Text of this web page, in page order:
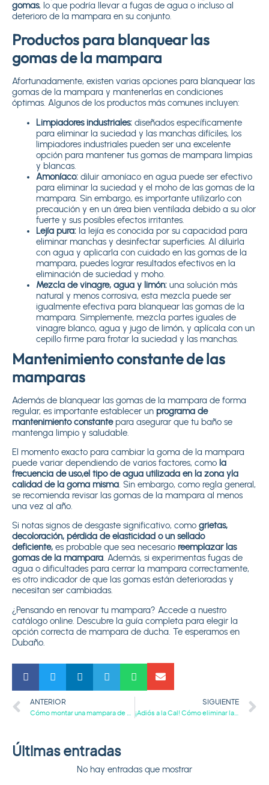
gomas, lo que podría llevar a fugas de agua o incluso al
deterioro de la mampara en su conjunto.
Productos para blanquear las
gomas de la mampara
Afortunadamente, existen varias opciones para blanquear las
gomas de la mampara y mantenerlas en condiciones
óptimas. Algunos de los productos más comunes incluyen:
Limpiadores industriales: diseñados específicamente
para eliminar la suciedad y las manchas difíciles, los
limpiadores industriales pueden ser una excelente
opción para mantener tus gomas de mampara limpias
y blancas.
Amoníaco: diluir amoníaco en agua puede ser efectivo
para eliminar la suciedad y el moho de las gomas de la
mampara. Sin embargo, es importante utilizarlo con
precaución y en un área bien ventilada debido a su olor
fuerte y sus posibles efectos irritantes.
Lejía pura: la lejía es conocida por su capacidad para
eliminar manchas y desinfectar superficies. Al diluirla
con agua y aplicarla con cuidado en las gomas de la
mampara, puedes lograr resultados efectivos en la
eliminación de suciedad y moho.
Mezcla de vinagre, agua y limón: una solución más
natural y menos corrosiva, esta mezcla puede ser
igualmente efectiva para blanquear las gomas de la
mampara. Simplemente, mezcla partes iguales de
vinagre blanco, agua y jugo de limón, y aplícala con un
cepillo firme para frotar la suciedad y las manchas.
Mantenimiento constante de las
mamparas
Además de blanquear las gomas de la mampara de forma
regular, es importante establecer un programa de
mantenimiento constante para asegurar que tu baño se
mantenga limpio y saludable.
El momento exacto para cambiar la goma de la mampara
puede variar dependiendo de varios factores, como la
frecuencia de uso,el tipo de agua utilizada en la zona y la
calidad de la goma misma . Sin embargo, como regla general,
se recomienda revisar las gomas de la mampara al menos
una vez al año.
Si notas signos de desgaste significativo, como grietas,
decoloración, pérdida de elasticidad o un sellado
deficiente, es probable que sea necesario reemplazar las
gomas de la mampara. Además, si experimentas fugas de
agua o dificultades para cerrar la mampara correctamente,
es otro indicador de que las gomas están deterioradas y
necesitan ser cambiadas.
¿Pensando en renovar tu mampara? Accede a nuestro
catálogo online. Descubre la guía completa para elegir la
opción correcta de mampara de ducha . Te esperamos en
Dubaño.
ANTERIOR SIGUIENTE
¡Adiós a la Cal! Cómo eliminar la cal incrustada en la mampara
Últimas entradas
No hay entradas que mostrar